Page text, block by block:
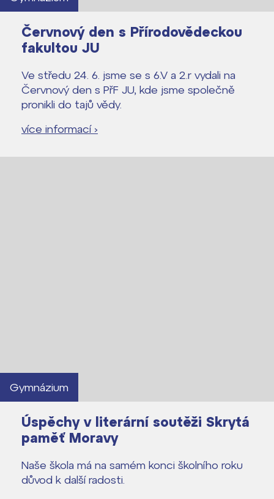
Červnový den s Přírodovědeckou
fakultou JU
Ve středu 24. 6. jsme se s 6.V a 2.r vydali na
Červnový den s PřF JU, kde jsme společně
pronikli do tajů vědy.
více informací ›
Gymnázium
Úspěchy v literární soutěži Skrytá
paměť Moravy
Naše škola má na samém konci školního roku
důvod k další radosti.
Lidé často hledají
Proč se stát studentem Gymnázia
Kontakt